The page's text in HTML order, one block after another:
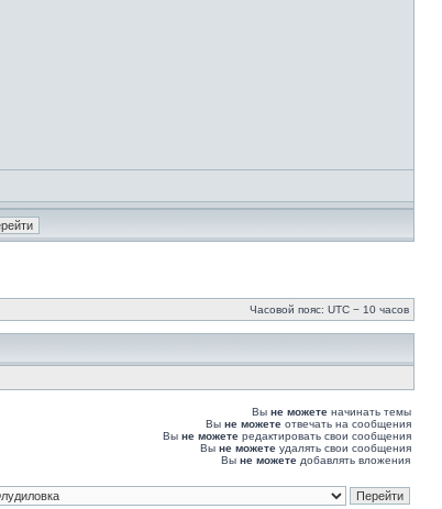
Часовой пояс: UTC − 10 часов
Вы не можете начинать темы
Вы не можете отвечать на сообщения
Вы не можете редактировать свои сообщения
Вы не можете удалять свои сообщения
Вы не можете добавлять вложения